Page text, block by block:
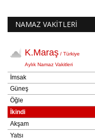
NAMAZ VAKİTLERİ